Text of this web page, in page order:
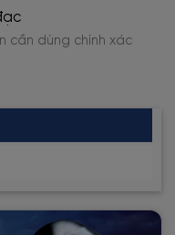
cần dùng chính xác